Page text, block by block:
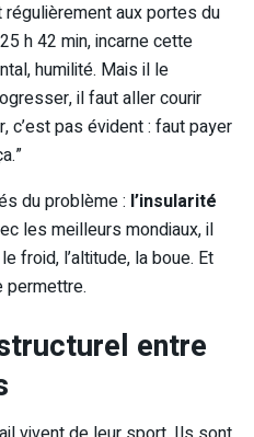
régulièrement aux portes du
h 42 min, incarne cette
humilité. Mais il le
il faut aller courir
c’est pas évident : faut payer
du problème : l’insularité
les meilleurs mondiaux, il
froid, l’altitude, la boue. Et
permettre.
entre